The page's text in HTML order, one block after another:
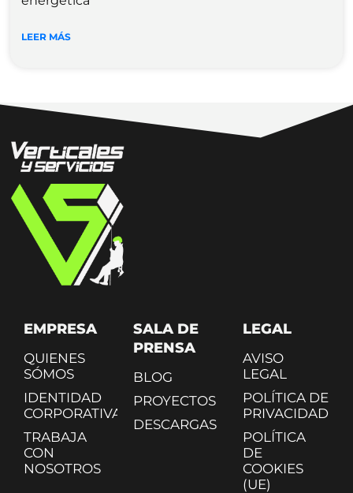
LEER MÁS
EMPRESA
QUIENES
SÓMOS
IDENTIDAD
CORPORATIVA
TRABAJA
CON
NOSOTROS
SALA DE
PRENSA
BLOG
PROYECTOS
DESCARGAS
LEGAL
AVISO
LEGAL
POLÍTICA DE
PRIVACIDAD
POLÍTICA
DE
COOKIES
(UE)